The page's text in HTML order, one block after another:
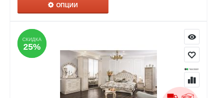
ОПЦИИ
СКИДКА
25%
СКИДКА
25%